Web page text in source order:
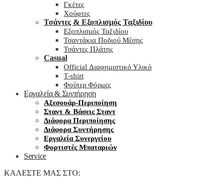
Γκέτες
Χούφτες
Τσάντες & Εξοπλισμός Ταξιδίου
Εξοπλισμός Ταξιδίου
Τσαντάκια Ποδιού Μέσης
Τσάντες Πλάτης
Casual
Official Διαφημιστικό Υλικό
T-shirt
Φούτερ Φόρμες
Εργαλεία & Συντήρηση
Αξεσουάρ-Περιποίηση
Σταντ & Βάσεις Σταντ
Διάφορα Περιποίησης
Διάφορα Συντήρησης
Εργαλεία Συνεργείου
Φορτιστές Μπαταριών
Service
ΚΑΛΕΣΤΕ ΜΑΣ ΣΤΟ: